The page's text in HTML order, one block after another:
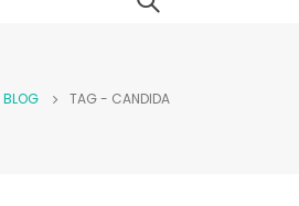
BLOG TAG - CANDIDA